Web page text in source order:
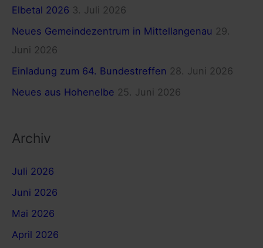
c
h
Elbetal 2026 3. Juli 2026
Neues Gemeindezentrum in Mittellangenau 29.
Juni 2026
Einladung zum 64. Bundestreffen 28. Juni 2026
Neues aus Hohenelbe 25. Juni 2026
Archiv
Juli 2026
Juni 2026
Mai 2026
April 2026